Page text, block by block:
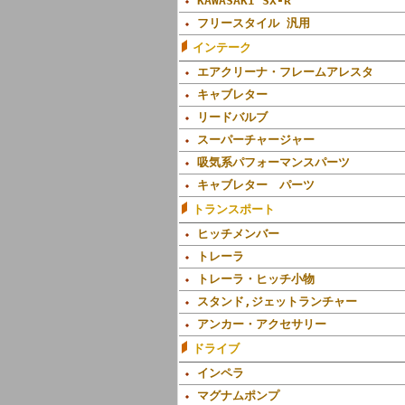
フリースタイル 汎用
インテーク
エアクリーナ・フレームアレスタ
キャブレター
リードバルブ
スーパーチャージャー
吸気系パフォーマンスパーツ
キャブレター パーツ
トランスポート
ヒッチメンバー
トレーラ
トレーラ・ヒッチ小物
スタンド,ジェットランチャー
アンカー・アクセサリー
ドライブ
インペラ
マグナムポンプ